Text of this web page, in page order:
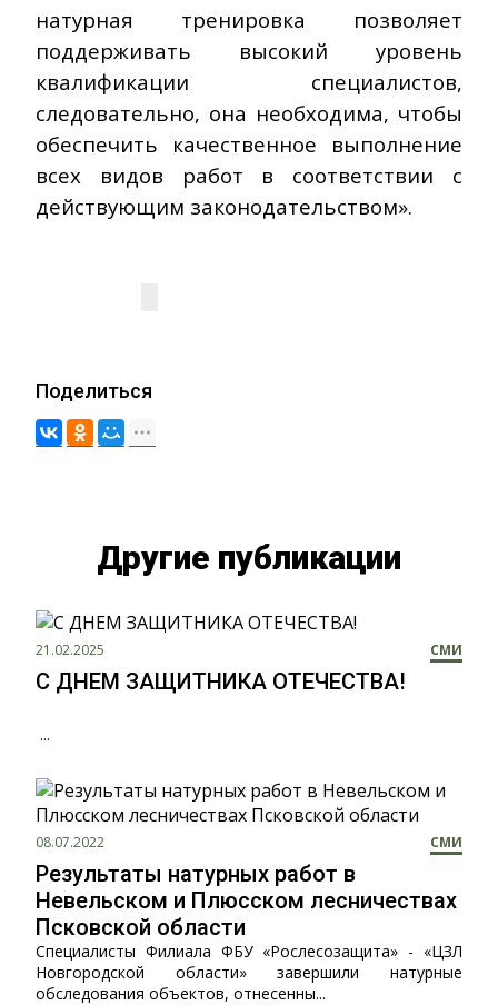
натурная тренировка позволяет
поддерживать высокий уровень
квалификации специалистов,
следовательно, она необходима, чтобы
обеспечить качественное выполнение
всех видов работ в соответствии с
действующим законодательством».
Поделиться
Другие публикации
21.02.2025 СМИ
С ДНЕМ ЗАЩИТНИКА ОТЕЧЕСТВА!
...
08.07.2022 СМИ
Результаты натурных работ в
Невельском и Плюсском лесничествах
Псковской области
Специалисты Филиала ФБУ «Рослесозащита» - «ЦЗЛ
Новгородской области» завершили натурные
обследования объектов, отнесенны...